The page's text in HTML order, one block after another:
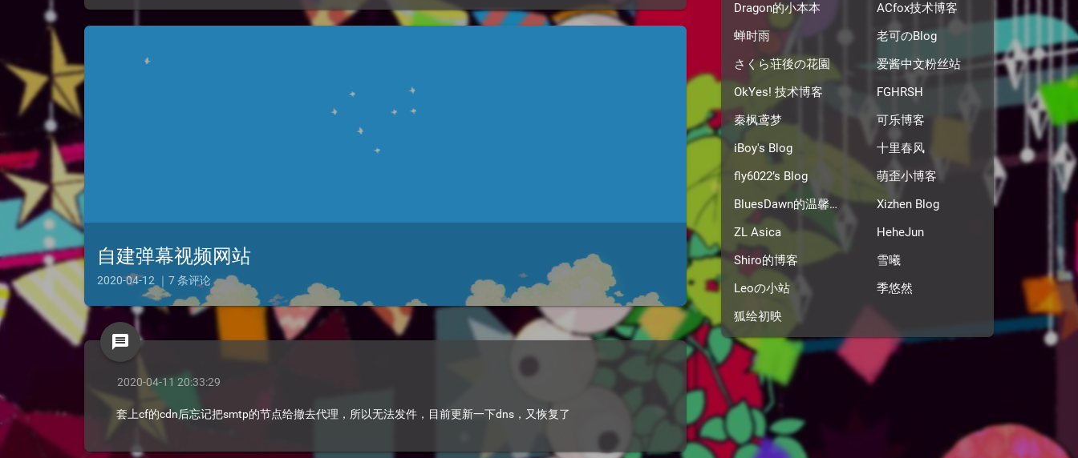
自建弹幕视频网站
2020-04-12 ｜7 条评论
message
2020-04-11 20:33:29
套上cf的cdn后忘记把smtp的节点给撤去代理，所以无法发件，目前更新一下dns，又恢复了
Dragon的小本本
ACfox技术博客
蝉时雨
老可のBlog
さくら荘後の花園
爱酱中文粉丝站
OkYes! 技术博客
FGHRSH
秦枫鸢梦
可乐博客
iBoy's Blog
十里春风
fly6022’s Blog
萌歪小博客
BluesDawn的温馨小窝
Xizhen Blog
ZL Asica
HeheJun
Shiro的博客
雪曦
Leoの小站
季悠然
狐绘初映